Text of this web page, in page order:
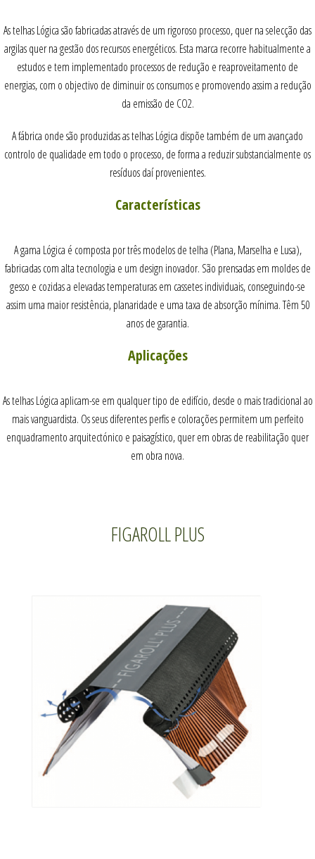
As telhas Lógica são fabricadas através de um rigoroso processo, quer na selecção das
argilas quer na gestão dos recursos energéticos. Esta marca recorre habitualmente a
estudos e tem implementado processos de redução e reaproveitamento de
energias, com o objectivo de diminuir os consumos e promovendo assim a redução
da emissão de CO2.
A fábrica onde são produzidas as telhas Lógica dispõe também de um avançado
controlo de qualidade em todo o processo, de forma a reduzir substancialmente os
resíduos daí provenientes.
Características
A gama Lógica é composta por três modelos de telha (Plana, Marselha e Lusa),
fabricadas com alta tecnologia e um design inovador. São prensadas em moldes de
gesso e cozidas a elevadas temperaturas em cassetes individuais, conseguindo-se
assim uma maior resistência, planaridade e uma taxa de absorção mínima. Têm 50
anos de garantia.
Aplicações
As telhas Lógica aplicam-se em qualquer tipo de edifício, desde o mais tradicional ao
mais vanguardista. Os seus diferentes perfis e colorações permitem um perfeito
enquadramento arquitectónico e paisagístico, quer em obras de reabilitação quer
em obra nova.
FIGAROLL PLUS